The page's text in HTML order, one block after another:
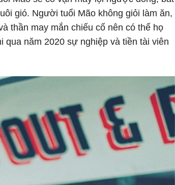
gió. Người tuổi Mão không giỏi làm ăn,
thần may mắn chiếu cố nên có thể họ
năm 2020 sự nghiệp và tiền tài viên